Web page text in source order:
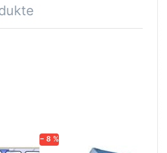
− 8 %